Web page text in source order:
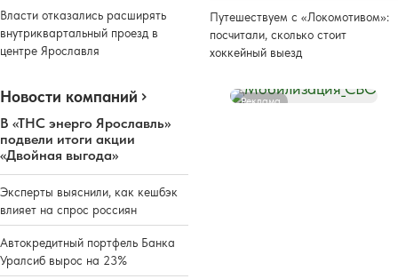
Власти отказались расширять
внутриквартальный проезд в
центре Ярославля
Путешествуем с «Локомотивом»:
посчитали, сколько стоит
хоккейный выезд
Новости компаний
В «ТНС энерго Ярославль»
подвели итоги акции
«Двойная выгода»
Эксперты выяснили, как кешбэк
влияет на спрос россиян
Автокредитный портфель Банка
Уралсиб вырос на 23%
Реклама